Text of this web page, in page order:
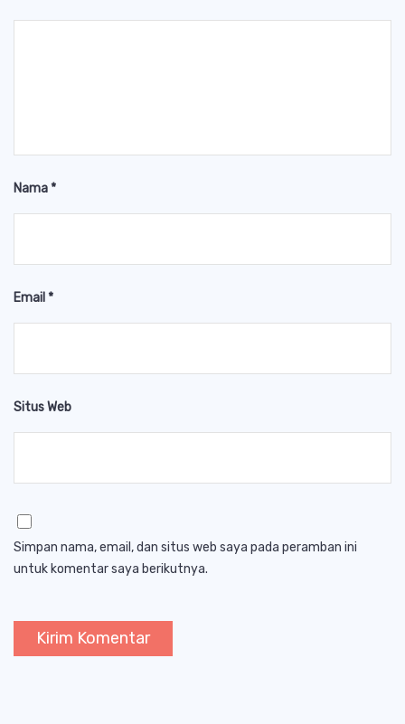
Nama*
Email *
Situs Web
Simpan nama, email, dan situs web saya pada peramban ini
untuk komentar saya berikutnya.